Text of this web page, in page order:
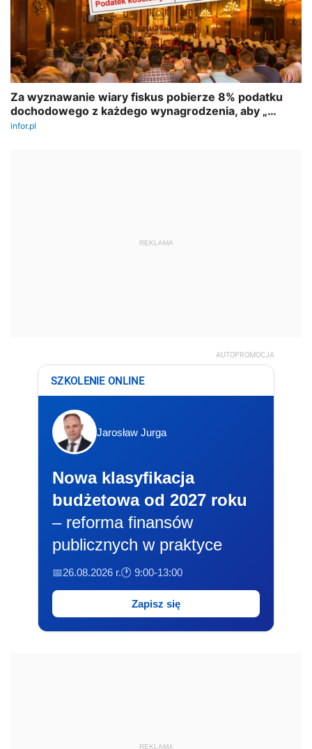
REKLAMA
AUTOPROMOCJA
SZKOLENIE ONLINE
Jarosław Jurga
Nowa klasyfikacja
budżetowa od 2027 roku
– reforma finansów
publicznych w praktyce
📅26.08.2026 r.🕐 9:00-13:00
Zapisz się
REKLAMA